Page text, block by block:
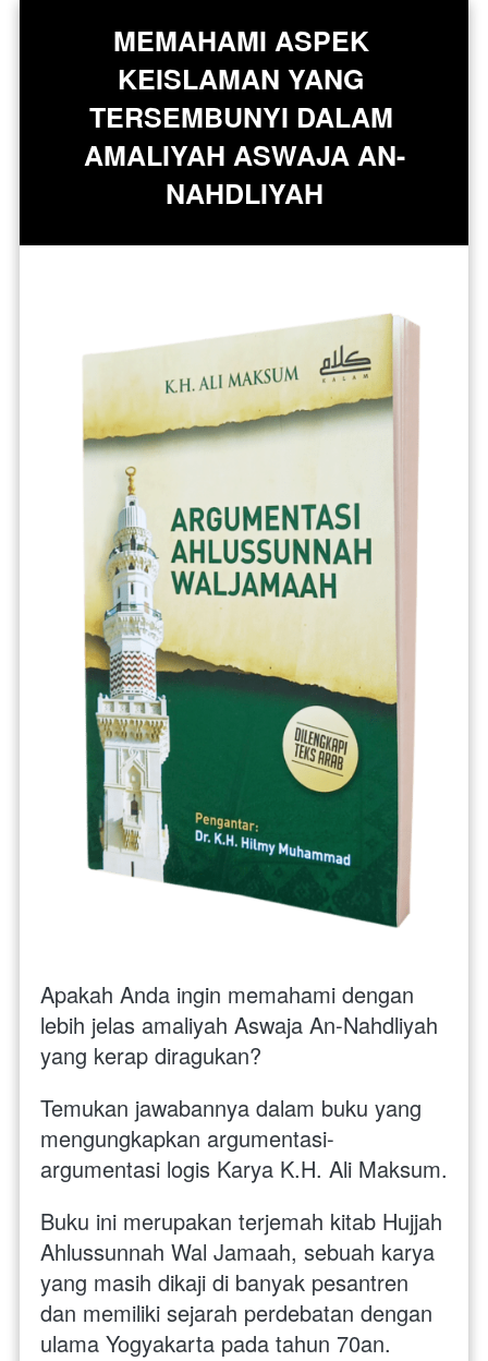
MEMAHAMI ASPEK
KEISLAMAN YANG
TERSEMBUNYI DALAM
AMALIYAH ASWAJA AN-
NAHDLIYAH
Apakah Anda ingin memahami dengan
lebih jelas amaliyah Aswaja An-Nahdliyah
yang kerap diragukan?
Temukan jawabannya dalam buku yang
mengungkapkan argumentasi-
argumentasi logis Karya K.H. Ali Maksum.
Buku ini merupakan terjemah kitab Hujjah
Ahlussunnah Wal Jamaah, sebuah karya
yang masih dikaji di banyak pesantren
dan memiliki sejarah perdebatan dengan
ulama Yogyakarta pada tahun 70an.